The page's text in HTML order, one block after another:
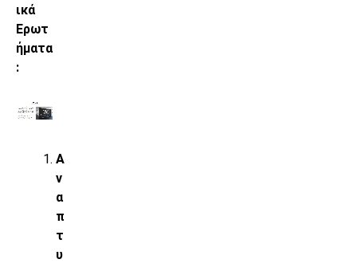
ικά
Ερωτ
ήματα
:
Α
ν
α
π
τ
υ